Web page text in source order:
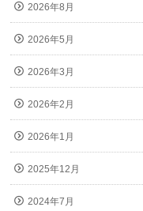
2026年8月
2026年5月
2026年3月
2026年2月
2026年1月
2025年12月
2024年7月